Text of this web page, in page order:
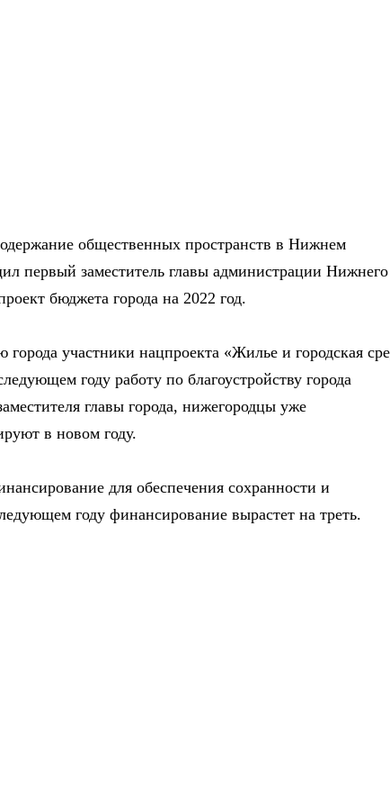
общественных пространств в Нижнем
первый заместитель главы администрации Нижнего
бюджета города на 2022 год.
города участники нацпроекта «Жилье и городская
году работу по благоустройству города
главы города, нижегородцы уже
в новом году.
для обеспечения сохранности и
году финансирование вырастет на треть.